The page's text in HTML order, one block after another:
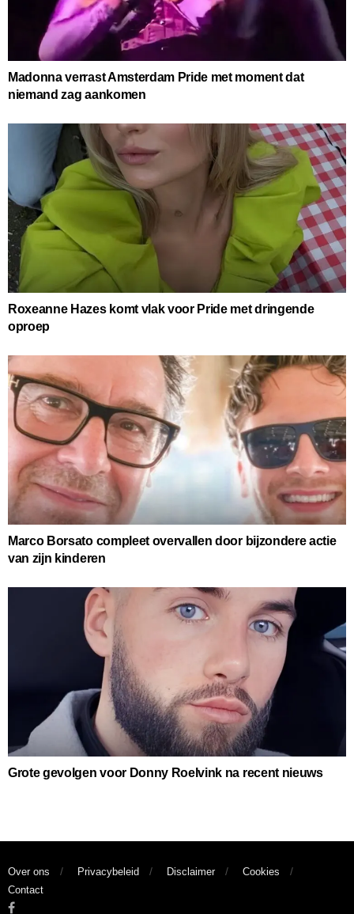
Madonna verrast Amsterdam Pride met moment dat
niemand zag aankomen
Roxeanne Hazes komt vlak voor Pride met dringende
oproep
Marco Borsato compleet overvallen door bijzondere actie
van zijn kinderen
Grote gevolgen voor Donny Roelvink na recent nieuws
Over ons Privacybeleid Disclaimer
Cookies
Contact